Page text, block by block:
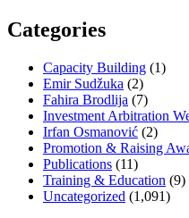
Categories
Capacity Building (1)
Emir Sudžuka​ (2)
Fahira Brodlija (7)
Investment Arbitration
Irfan Osmanović​ (2)
Promotion & Raising
Publications (11)
Training & Education (9)
Uncategorized (1,091)